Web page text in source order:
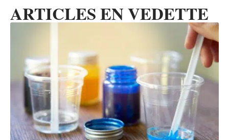
ARTICLES EN VEDETTE